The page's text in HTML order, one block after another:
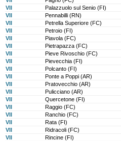
VII
Palazzuolo sul Senio (FI)
VII
Pennabilli (RN)
VII
Petrella Superiore (FC)
VII
Petroio (FI)
VII
Piavola (FC)
VII
Pietrapazza (FC)
VII
Pieve Rivoschio (FC)
VII
Pievecchia (FI)
VII
Polcanto (FI)
VII
Ponte a Poppi (AR)
VII
Pratovecchio (AR)
VII
Pulicciano (AR)
VII
Quercetone (FI)
VII
Raggio (FC)
VII
Ranchio (FC)
VII
Rata (FI)
VII
Ridracoli (FC)
VII
Rincine (FI)